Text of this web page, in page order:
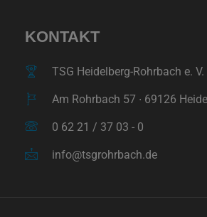
KONTAKT
TSG Heidelberg-Rohrbach e. V.
Am Rohrbach 57 ∙ 69126
0 62 21 / 37 03 - 0
info@tsgrohrbach.de